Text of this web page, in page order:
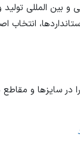
بین المللی
در سایزها و